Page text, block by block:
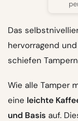
Das
hervorragend
schiefen
Wie alle Tamper
eine leichte
und Basis auf.